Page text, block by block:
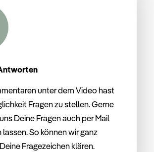
unter dem Video hast
Fragen zu stellen. Gerne
Deine Fragen auch per Mail
So können wir ganz
Fragezeichen klären.